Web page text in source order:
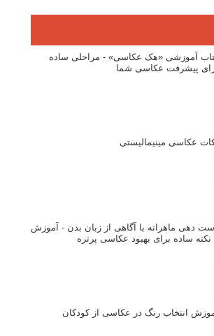
آموزشی «هک عکاسی» - مراحلی ساده
پیشرفت عکاسی شما
عکاسی مینیمالیستی
دهی ماهرانه با آگاهی از زبان بدن - آموزش
انتخاب رنگ در عکاسی از کودکان